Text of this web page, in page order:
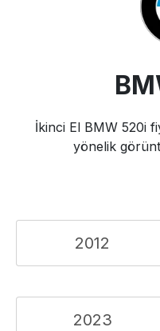
İkinci El BMW 520i
yönelik
2012
2023